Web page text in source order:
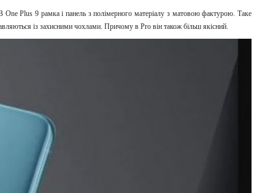
One Plus 9 рамка і панель з полімерного матеріалу з матовою фактурою. Таке
із захисними чохлами. Причому в Pro він також більш якісний.